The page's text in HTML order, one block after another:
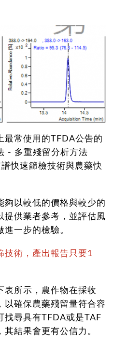
最常使用的TFDA公告的
- 多重殘留分析方法
快速篩檢技術與農藥快
夠以較低的價格與較少的
提供業者參考，並評估風
一步的檢驗。
技術，產出報告只要1
表所示，農作物在採收
以確保農藥殘留量符合容
找尋具有TFDA或是TAF
結果會更有公信力。